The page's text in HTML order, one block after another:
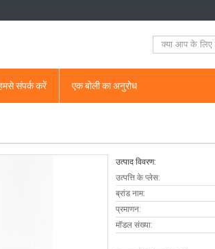
संपर्क करें एक बोली का अनुरोध
उत्पाद विवरण:
उत्पत्ति के प्लेस:
ब्रांड नाम:
प्रमाणन:
मॉडल संख्या: